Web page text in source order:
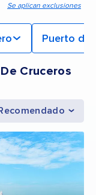
Se aplican exclusiones
Puerto de
Cruceros